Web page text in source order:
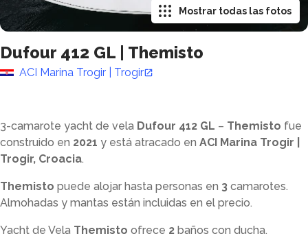
Dufour 412 GL Themisto
ACI Marina Trogir | Trogir
Mostrar todas las fotos
3-camarote yacht de vela Dufour 412 GL – Themisto fue
construido en 2021 y está atracado en ACI Marina Trogir |
Trogir, Croacia.
Themisto puede alojar hasta personas en 3 camarotes.
Almohadas y mantas están incluidas en el precio.
Yacht de Vela Themisto ofrece 2 baños con ducha.